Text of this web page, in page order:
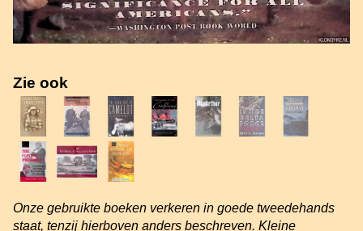
Zie ook
Onze gebruikte boeken verkeren in goede tweedehands
staat, tenzij hierboven anders beschreven. Kleine